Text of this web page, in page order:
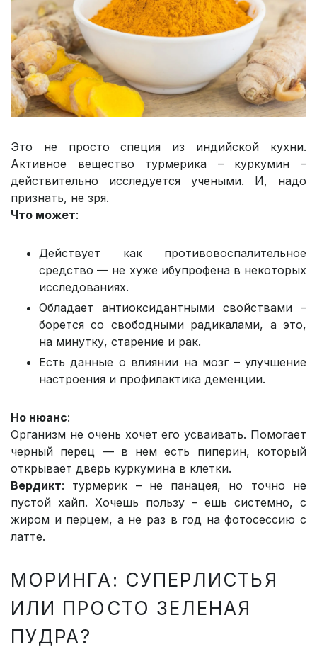
Это не просто специя из индийской кухни.
Активное вещество турмерика – куркумин –
действительно исследуется учеными. И, надо
признать, не зря.
Что может:
Действует как противовоспалительное
средство — не хуже ибупрофена в некоторых
исследованиях.
Обладает антиоксидантными свойствами –
борется со свободными радикалами, а это,
на минутку, старение и рак.
Есть данные о влиянии на мозг – улучшение
настроения и профилактика деменции.
Но нюанс:
Организм не очень хочет его усваивать. Помогает
черный перец — в нем есть пиперин, который
открывает дверь куркумина в клетки.
Вердикт: турмерик – не панацея, но точно не
пустой хайп. Хочешь пользу – ешь системно, с
жиром и перцем, а не раз в год на фотосессию с
латте.
МОРИНГА: СУПЕРЛИСТЬЯ
ИЛИ ПРОСТО ЗЕЛЕНАЯ
ПУДРА?